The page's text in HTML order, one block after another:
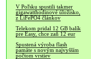
V Poľsku spustili takmer
gigawatthodinové úložisko,
z LiFePO4 článkov
Telekom pridal 12 GB balík
pre Easy, chce zaň 12 eur
Spustená výroba flash
pamäte s novým najvyšším
počtom vrstiev